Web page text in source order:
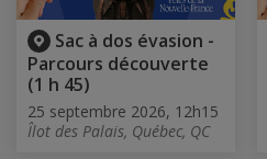
Sac à dos évasion -
Parcours découverte
(1 h 45)
25 septembre 2026, 12h15
Îlot des Palais, Québec, QC